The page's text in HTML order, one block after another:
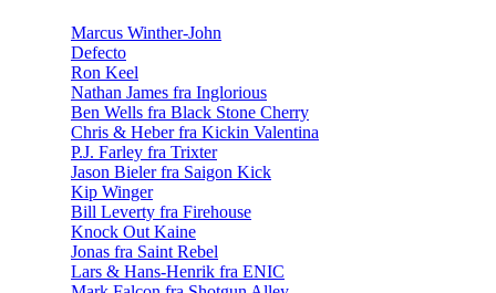
Marcus Winther-John
Defecto
Ron Keel
Nathan James fra Inglorious
Ben Wells fra Black Stone Cherry
Chris & Heber fra Kickin Valentina
P.J. Farley fra Trixter
Jason Bieler fra Saigon Kick
Kip Winger
Bill Leverty fra Firehouse
Knock Out Kaine
Jonas fra Saint Rebel
Lars & Hans-Henrik fra ENIC